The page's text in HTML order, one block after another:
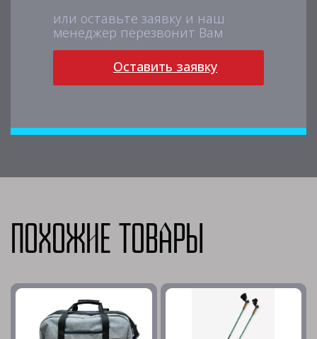
или оставьте заявку и наш
менеджер перезвонит Вам
Оставить заявку
Похожие товары